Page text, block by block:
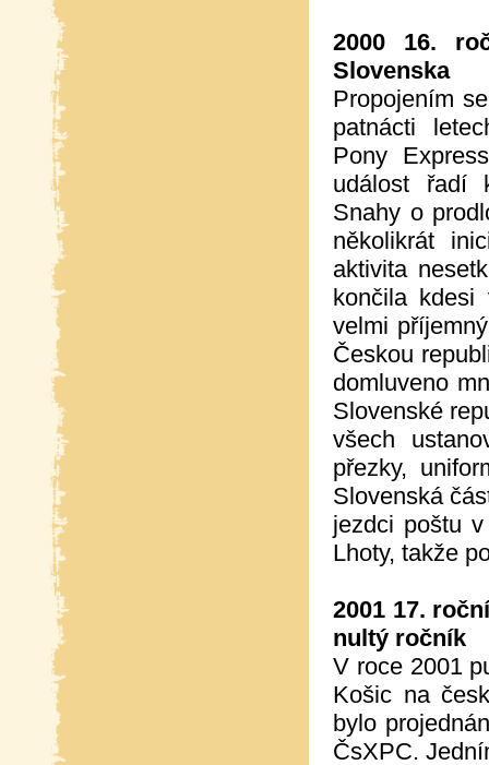
2000 16.
Slovenska
Propojením
patnácti
Pony
událost řadí
Snahy o
několikrát
aktivita
končila kdesi
velmi
Českou
domluveno
Slovenské
všech
přezky,
Slovenská
jezdci poštu
Lhoty, takže
2001 17.
nultý ročník
V roce 2001
Košic na
bylo
ČsXPC.